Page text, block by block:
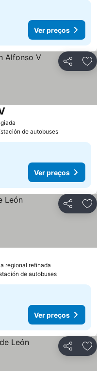
Ver preços
Partilhar
de autobuses
Ver preços
Partilhar
regional refinada
de autobuses
Ver preços
Partilhar